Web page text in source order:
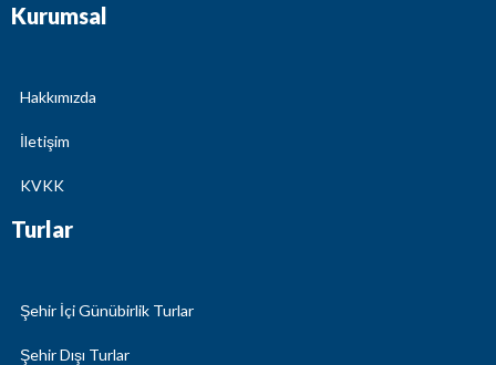
Kurumsal
Hakkımızda
İletişim
KVKK
Turlar
Şehir İçi Günübirlik Turlar
Şehir Dışı Turlar